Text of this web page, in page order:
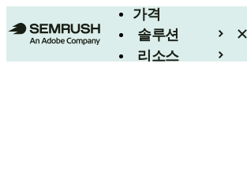
가격
솔루션
리소스